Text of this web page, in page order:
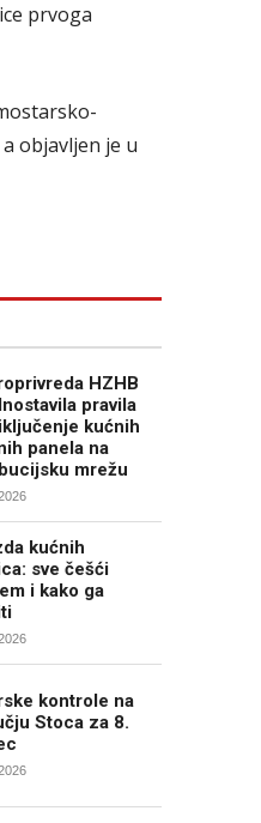
prvoga
objavljen je u
HZHB
pravila
kućnih
panela na
mrežu
kućnih
sve češći
i kako ga
kontrole na
Stoca za 8.